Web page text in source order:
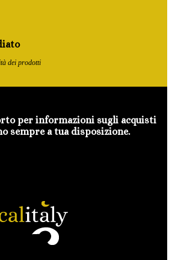
dei prodotti
per informazioni sugli acquisti
sempre a tua disposizione.